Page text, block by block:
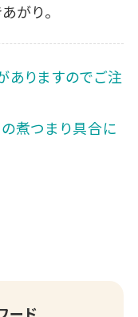
がり。
りますのでご注
煮つまり具合に